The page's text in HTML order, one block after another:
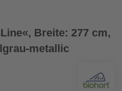
Breite: 277 cm,
metallic